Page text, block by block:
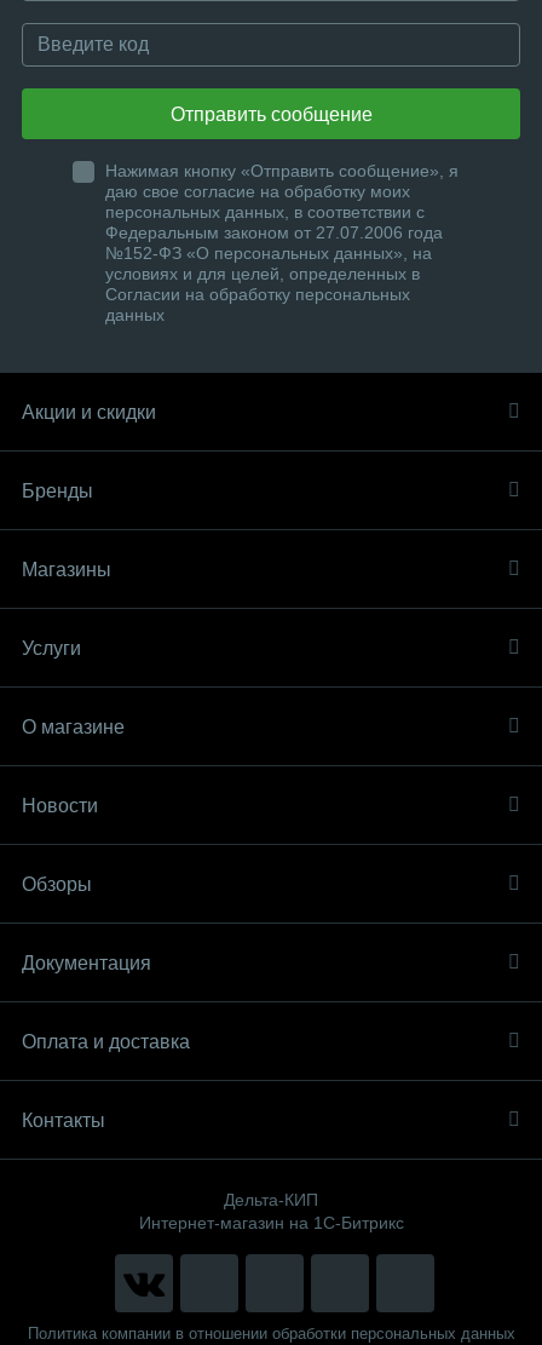
Отправить сообщение
Нажимая кнопку «Отправить сообщение», я
даю свое согласие на обработку моих
персональных данных, в соответствии с
Федеральным законом от 27.07.2006 года
№152-ФЗ «О персональных данных», на
условиях и для целей, определенных в
Согласии на обработку персональных
данных
Акции и скидки
Бренды
Магазины
Услуги
О магазине
Новости
Обзоры
Документация
Оплата и доставка
Контакты
Дельта-КИП
Интернет-магазин на 1С-Битрикс
Политика компании в отношении обработки персональных данных